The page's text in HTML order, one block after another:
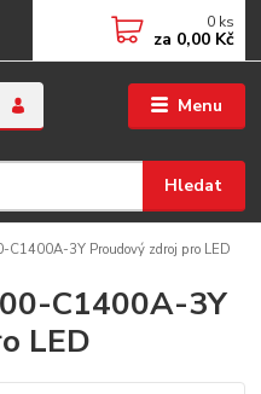
Menu
Hledat
0 ks
za 0,00 Kč
3Y Proudový zdroj pro LED
C1400A-3Y
LED